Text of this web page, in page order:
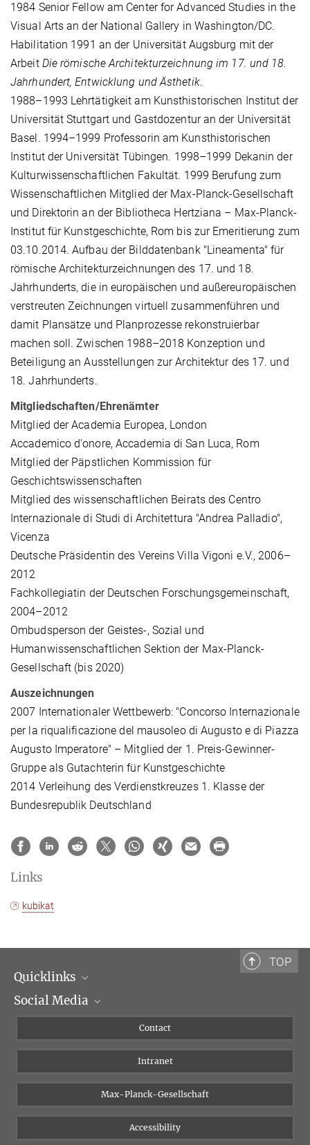
1984 Senior Fellow am Center for Advanced Studies in the
Visual Arts an der National Gallery in Washington/DC.
Habilitation 1991 an der Universität Augsburg mit der
Arbeit Die römische Architekturzeichnung im 17. und 18.
Jahrhundert, Entwicklung und Ästhetik.
1988–1993 Lehrtätigkeit am Kunsthistorischen Institut der
Universität Stuttgart und Gastdozentur an der Universität
Basel. 1994–1999 Professorin am Kunsthistorischen
Institut der Universität Tübingen. 1998–1999 Dekanin der
Kulturwissenschaftlichen Fakultät. 1999 Berufung zum
Wissenschaftlichen Mitglied der Max-Planck-Gesellschaft
und Direktorin an der Bibliotheca Hertziana – Max-Planck-
Institut für Kunstgeschichte, Rom bis zur Emeritierung zum
03.10.2014. Aufbau der Bilddatenbank "Lineamenta" für
römische Architekturzeichnungen des 17. und 18.
Jahrhunderts, die in europäischen und außereuropäischen
verstreuten Zeichnungen virtuell zusammenführen und
damit Plansätze und Planprozesse rekonstruierbar
machen soll. Zwischen 1988–2018 Konzeption und
Beteiligung an Ausstellungen zur Architektur des 17. und
18. Jahrhunderts.
Mitgliedschaften/Ehrenämter
Mitglied der Academia Europea, London
Accademico d'onore, Accademia di San Luca, Rom
Mitglied der Päpstlichen Kommission für
Geschichtswissenschaften
Mitglied des wissenschaftlichen Beirats des Centro
Internazionale di Studi di Architettura "Andrea Palladio",
Vicenza
Deutsche Präsidentin des Vereins Villa Vigoni e.V., 2006–
2012
Fachkollegiatin der Deutschen Forschungsgemeinschaft,
2004–2012
Ombudsperson der Geistes-, Sozial und
Humanwissenschaftlichen Sektion der Max-Planck-
Gesellschaft (bis 2020)
Auszeichnungen
2007 Internationaler Wettbewerb: "Concorso Internazionale
per la riqualificazione del mausoleo di Augusto e di Piazza
Augusto Imperatore" – Mitglied der 1. Preis-Gewinner-
Gruppe als Gutachterin für Kunstgeschichte
2014 Verleihung des Verdienstkreuzes 1. Klasse der
Bundesrepublik Deutschland
Links
kubikat
TOP
Quicklinks
Scientific Departments
Social Media
Instagram
Bluesky
Vimeo
Newsletter
Contact
Intranet
Max-Planck-Gesellschaft
Accessibility